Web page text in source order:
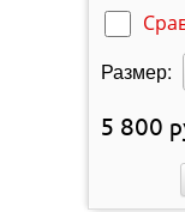
Размер:
5 800